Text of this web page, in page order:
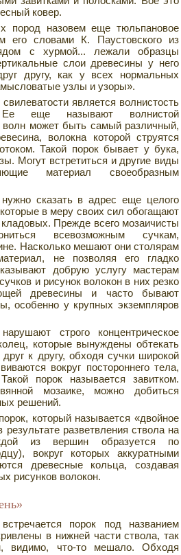
ковер.
пород назовем еще тюльпановое
его словами К. Паустовского из
с хурмой... лежали образцы
слои древесины у него
другу, как у всех нормальных
узлы и узоры».
является волнистость
Ее еще называют волнистой
волн может быть самый различный,
волокна которой струятся
Такой порок бывает у бука,
Могут встретиться и другие виды
материал своеобразным
сказать в адрес еще целого
в меру своих сил обогащают
Прежде всего мозаичисты
всевозможным сучкам,
Насколько мешают они столярам
не позволяя его гладко
добрую услугу мастерам
и рисунок волокон в них резко
древесины и часто бывают
особенно у крупных экземпляров
строго концентрическое
которые вынуждены обтекать
к другу, обходя сучки широкой
вокруг постороннего тела,
порок называется завитком.
мозаике, можно добиться
решений.
который называется «двойное
разветвления ствола на
из вершин образуется по
вокруг которых аккуратными
древесные кольца, создавая
рисунков волокон.
порок под названием
в нижней части ствола, так
видимо, что-то мешало. Обходя